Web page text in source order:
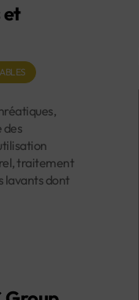
et
des
traitement
lavants dont